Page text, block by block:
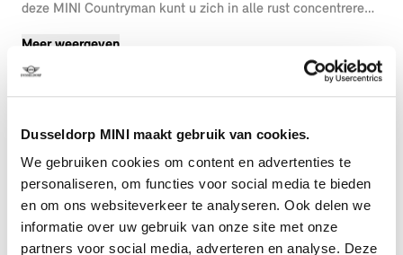
Dusseldorp MINI maakt gebruik van cookies.
We gebruiken cookies om content en advertenties te
personaliseren, om functies voor social media te bieden
en om ons websiteverkeer te analyseren. Ook delen we
informatie over uw gebruik van onze site met onze
partners voor social media, adverteren en analyse. Deze
deze MINI Countryman kunt u zich in alle rust concentreren
ruimte voor uw dagelijkse ritten. Daardoor kan het opladen
vaak 's nachts gebeuren. Dit is een splinternieuwe auto, die
MINI uitstekende prestaties. Doe maar luxe! Neem plaats in
de verwarmbare voorstoelen en voel de weldaad in koude
dagen. Een handige voorziening op deze auto is de
elektrische achterklep die u op afstand kunt openen. In deze
MINI profiteert u onder andere ook van: 19 inch lichtmetalen
velgen, Full LED koplampen, trailer assistent,
Meer weergeven